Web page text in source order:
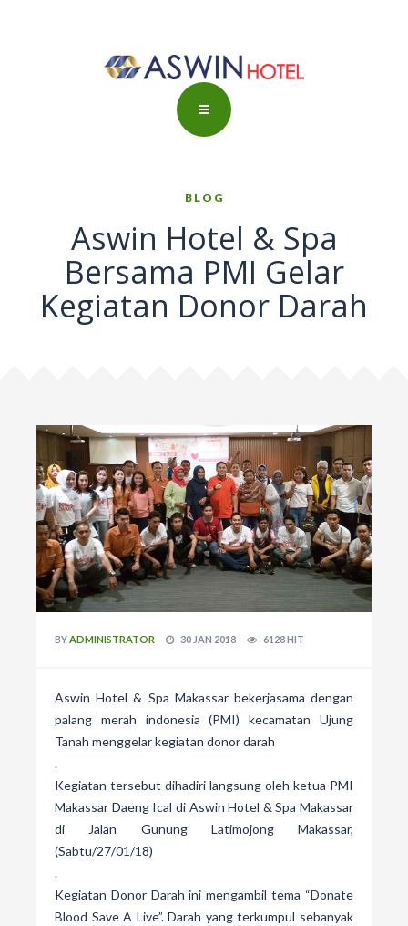
BLOG
Aswin Hotel & Spa
Bersama PMI Gelar
Kegiatan Donor Darah
BYADMINISTRATOR 30 JAN 2018 6128 HIT
Aswin Hotel & Spa Makassar bekerjasama dengan
palang merah indonesia (PMI) kecamatan Ujung
Tanah menggelar kegiatan donor darah
.
Kegiatan tersebut dihadiri langsung oleh ketua PMI
Makassar Daeng Ical di Aswin Hotel & Spa Makassar
di Jalan Gunung Latimojong Makassar,
(Sabtu/27/01/18)
.
Kegiatan Donor Darah ini mengambil tema “Donate
Blood Save A Live”. Darah yang terkumpul sebanyak